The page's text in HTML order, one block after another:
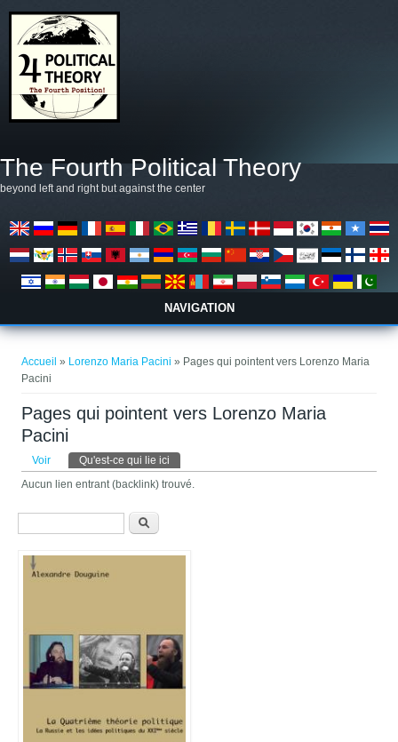
The Fourth Political Theory
beyond left and right but against the center
NAVIGATION
Accueil » Lorenzo Maria Pacini» Pages qui pointent vers Lorenzo Maria
Pacini
Pages qui pointent vers Lorenzo Maria
Pacini
Onglets principaux
Voir Qu'est-ce qui lie ici
Aucun lien entrant (backlink) trouvé.
Formulaire de recherche